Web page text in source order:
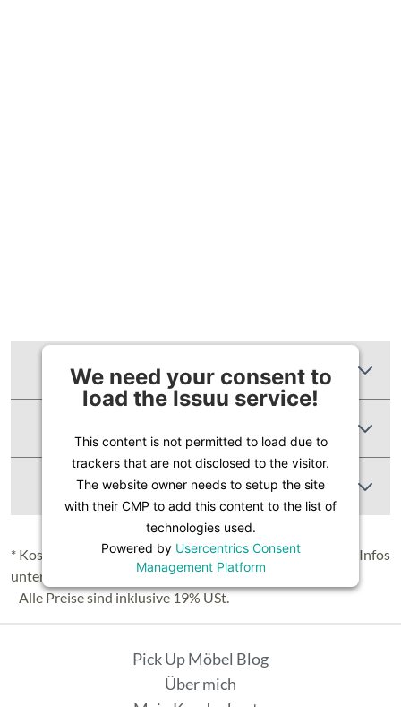
We need your consent to
load the Issuu service!
This content is not permitted to load due to
trackers that are not disclosed to the visitor.
The website owner needs to setup the site
with their CMP to add this content to the list of
technologies used.
Powered by Usercentrics Consent
Management Platform
Zusätzliche Informationen
Abbildung Ähnlich
* Kostenloser Versand in Deutschland (Festland), nähere Infos
unter
Lieferung & Versand.
Alle Preise sind inklusive 19% USt.
Pick Up Möbel Blog
Über mich